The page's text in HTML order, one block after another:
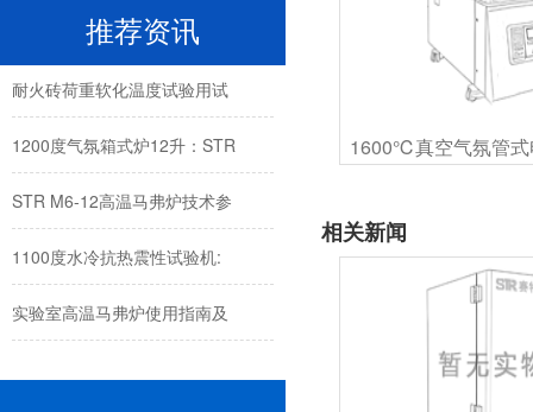
相关新闻
推荐资讯
STR-HTR1600-T耐火材料高温
耐火砖荷重软化温度试验用试
1200度气氛箱式炉12升：STR
STR M6-12高温马弗炉技术参
1100度水冷抗热震性试验机:
实验室高温马弗炉使用指南及